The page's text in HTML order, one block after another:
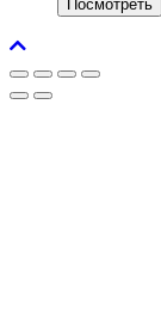
Посмотреть